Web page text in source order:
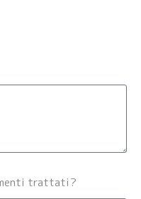
trattati?